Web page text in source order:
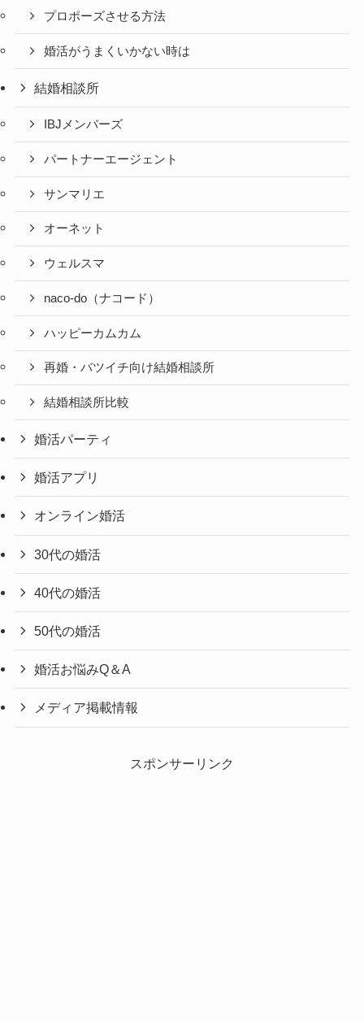
プロポーズさせる方法
婚活がうまくいかない時は
結婚相談所
IBJメンバーズ
パートナーエージェント
サンマリエ
オーネット
ウェルスマ
naco-do（ナコード）
ハッピーカムカム
再婚・バツイチ向け結婚相談所
結婚相談所比較
婚活パーティ
婚活アプリ
オンライン婚活
30代の婚活
40代の婚活
50代の婚活
婚活お悩みQ＆A
メディア掲載情報
スポンサーリンク